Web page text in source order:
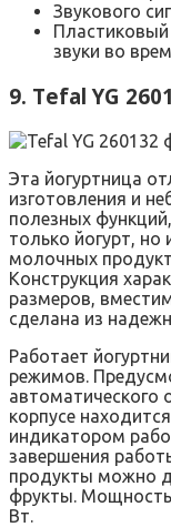
Звукового
Пластиковый
звуки во
9. Tefal YG
Эта йогуртница
изготовления и
полезных
только йогурт, но
молочных
Конструкция
размеров,
сделана из
Работает
режимов.
автоматического
корпусе
индикатором
завершения
продукты можно
фрукты. Мощность
Вт.